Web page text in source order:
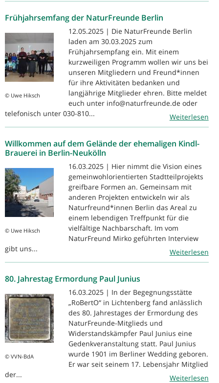
Frühjahrsemfang der NaturFreunde Berlin
© Uwe Hiksch
12.05.2025 | Die NaturFreunde Berlin
laden am 30.03.2025 zum
Frühjahrsempfang ein. Mit einem
kurzweiligen Programm wollen wir uns bei
unseren Mitgliedern und Freund*innen
für ihre Aktivitäten bedanken und
langjährige Mitglieder ehren. Bitte meldet
euch unter info@naturfreunde.de oder
telefonisch unter 030-810...
Weiterlesen
Willkommen auf dem Gelände der ehemaligen Kindl-
Brauerei in Berlin-Neukölln
© Uwe Hiksch
16.03.2025 | Hier nimmt die Vision eines
gemeinwohlorientierten Stadtteilprojekts
greifbare Formen an. Gemeinsam mit
anderen Projekten entwickeln wir als
Naturfreund*innen Berlin das Areal zu
einem lebendigen Treffpunkt für die
vielfältige Nachbarschaft. Im vom
NaturFreund Mirko geführten Interview
gibt uns...
Weiterlesen
80. Jahrestag Ermordung Paul Junius
© VVN-BdA
16.03.2025 | In der Begegnungsstätte
„RoBertO“ in Lichtenberg fand anlässlich
des 80. Jahrestages der Ermordung des
NaturFreunde-Mitglieds und
Widerstandskämpfer Paul Junius eine
Gedenkveranstaltung statt. Paul Junius
wurde 1901 im Berliner Wedding geboren.
Er war seit seinem 17. Lebensjahr Mitglied
der...
Weiterlesen